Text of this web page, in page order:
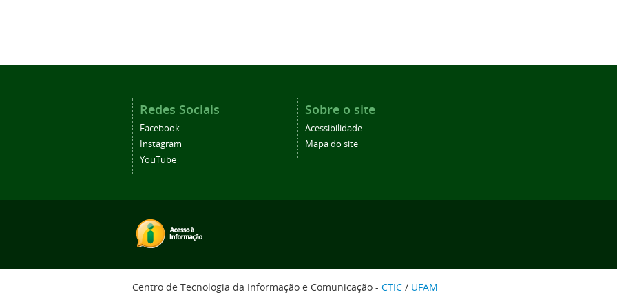
Redes Sociais
Facebook
Instagram
YouTube
Sobre o site
Acessibilidade
Mapa do site
Centro de Tecnologia da Informação e Comunicação - CTIC / UFAM